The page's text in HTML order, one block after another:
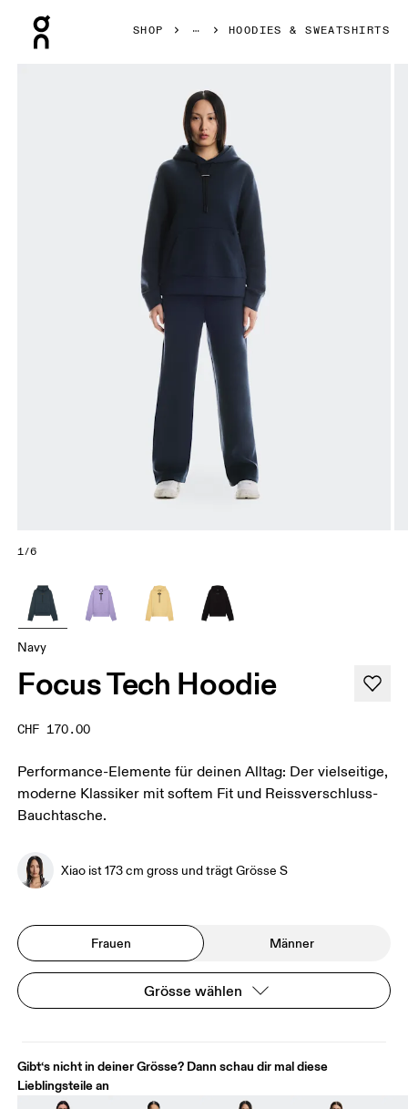
SHOP HOODIES & SWEATSHIRTS
1/6
Navy
Focus Tech Hoodie
CHF 170.00
Performance-Elemente für deinen Alltag: Der vielseitige,
moderne Klassiker mit softem Fit und Reissverschluss-
Bauchtasche.
Xiao ist 173 cm gross und trägt Grösse S
Frauen Männer
Grösse wählen
Gibt‘s nicht in deiner Grösse? Dann schau dir mal diese
Lieblingsteile an